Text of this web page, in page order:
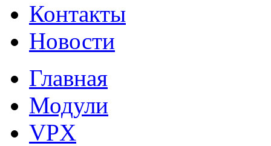
Контакты
Новости
Главная
Модули
VPX